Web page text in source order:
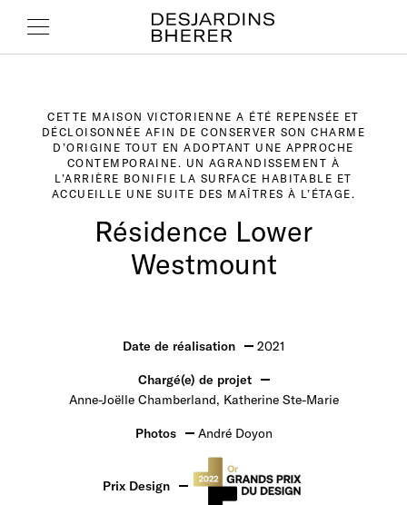
CETTE MAISON VICTORIENNE A ÉTÉ REPENSÉE ET
DÉCLOISONNÉE AFIN DE CONSERVER SON CHARME
D’ORIGINE TOUT EN ADOPTANT UNE APPROCHE
CONTEMPORAINE. UN AGRANDISSEMENT À
L’ARRIÈRE BONIFIE LA SURFACE HABITABLE ET
ACCUEILLE UNE SUITE DES MAÎTRES À L’ÉTAGE.
Résidence Lower
Westmount
Date de réalisation 2021
Chargé(e) de projet
Anne-Joëlle Chamberland, Katherine Ste-Marie
Photos André Doyon
Prix Design